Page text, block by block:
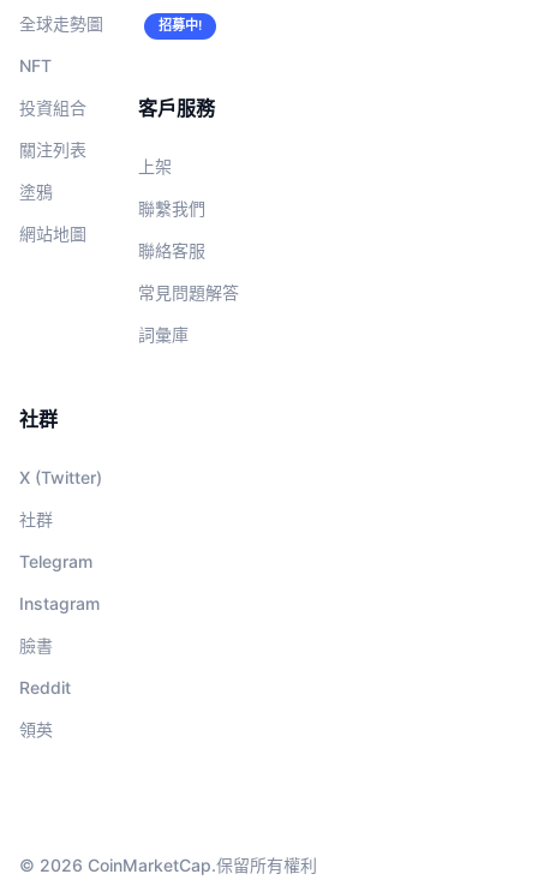
全球走勢圖
NFT
投資組合
關注列表
塗鴉
網站地圖
招募中!
客戶服務
上架
聯繫我們
聯絡客服
常見問題解答
詞彙庫
社群
X (Twitter)
社群
Telegram
Instagram
臉書
Reddit
領英
© 2026 CoinMarketCap.保留所有權利